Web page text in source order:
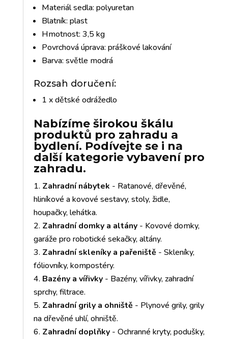
Materiál sedla: polyuretan
Blatník: plast
Hmotnost: 3,5 kg
Povrchová úprava: práškové lakování
Barva: světle modrá
Rozsah doručení:
1 x dětské odrážedlo
Nabízíme širokou škálu
produktů pro zahradu a
bydlení. Podívejte se i na
další kategorie vybavení pro
zahradu.
Zahradní nábytek - Ratanové, dřevěné,
hliníkové a kovové sestavy, stoly, židle,
houpačky, lehátka.
Zahradní domky a altány- Kovové domky,
garáže pro robotické sekačky, altány.
Zahradní skleníky a pařeniště - Skleníky,
fóliovníky, kompostéry.
Bazény a vířivky- Bazény, vířivky, zahradní
sprchy, filtrace.
Zahradní grily a ohniště - Plynové grily, grily
na dřevěné uhlí, ohniště.
Zahradní doplňky- Ochranné kryty, podušky,